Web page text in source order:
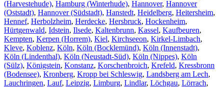
(Harvestehude), Hamburg (Winterhude), Hannover, Hannover
(Oststadt), Hannover (Südstadt), Hanstedt, Heidelberg, Heitersheim,
Hennef, Herbolzheim, Herdecke, Hersbruck, Hockenheim,
Hürtgenwald, Idstein, Ilsede, Kaltenbrunn, Kassel, Kaufbeuren,
Kempten, Kerpen (Horrem), Kiel, Kirchseeon, Kirkel-Limbach,
Kleve, Koblenz, Köln, Köln (Bocklemünd), Köln (Innenstadt),
Köln (Lindenthal), Köln (Neustadt-Süd), Köln (Nippes), Köln
(Sülz), Königstein, Konstanz, Korschenbroich, Krefeld, Kressbronn
(Bodensee), Kronberg, Kropp bei Schleswig, Landsberg am Lech,
Lauchringen, Lauf, Leipzig, Limburg, Lindlar, Löchgau, Lörrach,